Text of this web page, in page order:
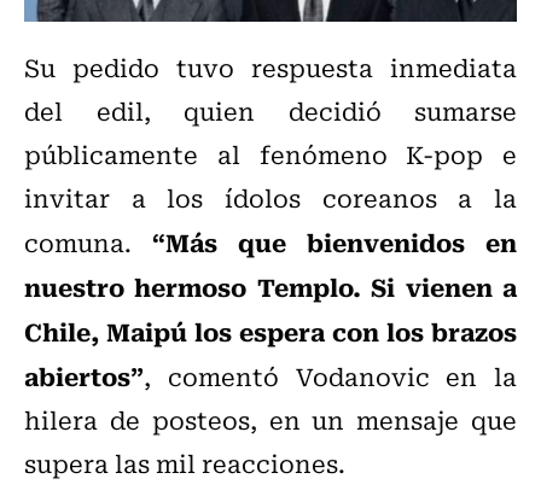
Su pedido tuvo respuesta inmediata
del edil, quien decidió sumarse
públicamente al fenómeno K-pop e
invitar a los ídolos coreanos a la
comuna. “Más que bienvenidos en
nuestro hermoso Templo. Si vienen a
Chile, Maipú los espera con los brazos
abiertos”, comentó Vodanovic en la
hilera de posteos, en un mensaje que
supera las mil reacciones.